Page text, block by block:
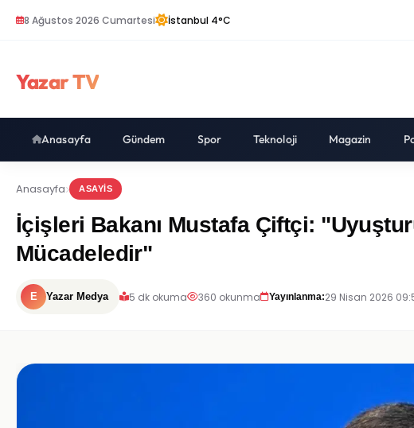
8 Ağustos 2026 Cumartesi İstanbul 4°C
Yazar TV
Anasayfa Gündem Spor Teknoloji Magazin
Anasayfa ASAYIS
İçişleri Bakanı Mustafa Çiftçi:
Mücadeledir"
E Yazar Medya 5 dk okuma 360 okunma Yayınlanma:29 Nisan 2026